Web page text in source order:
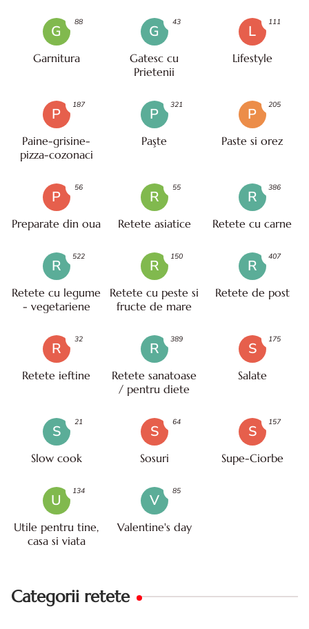
G
Garnitura
88
G
Gatesc cu
Prietenii
43
L
Lifestyle
111
P
Paine-grisine-
pizza-cozonaci
187
P
Paşte
321
P
Paste si orez
205
P
Preparate din oua
56
R
Retete asiatice
55
R
Retete cu carne
386
R
Retete cu legume
- vegetariene
522
R
Retete cu peste si
fructe de mare
150
R
Retete de post
407
R
Retete ieftine
32
R
Retete sanatoase
/ pentru diete
389
S
Salate
175
S
Slow cook
21
S
Sosuri
64
S
Supe-Ciorbe
157
U
Utile pentru tine,
casa si viata
134
V
Valentine's day
85
Categorii retete